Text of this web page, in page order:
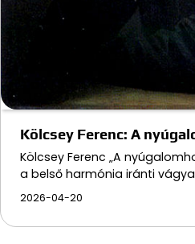
Kölcsey Ferenc: A
Kölcsey Ferenc „A
a belső harmónia iránti
2026-04-20